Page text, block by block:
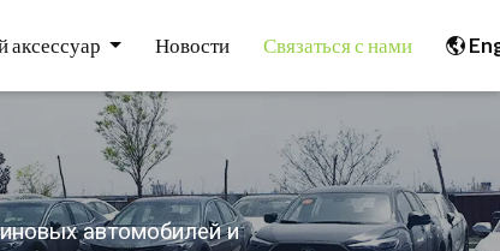
аксессуар Новости Связаться с нами
автомобилей и